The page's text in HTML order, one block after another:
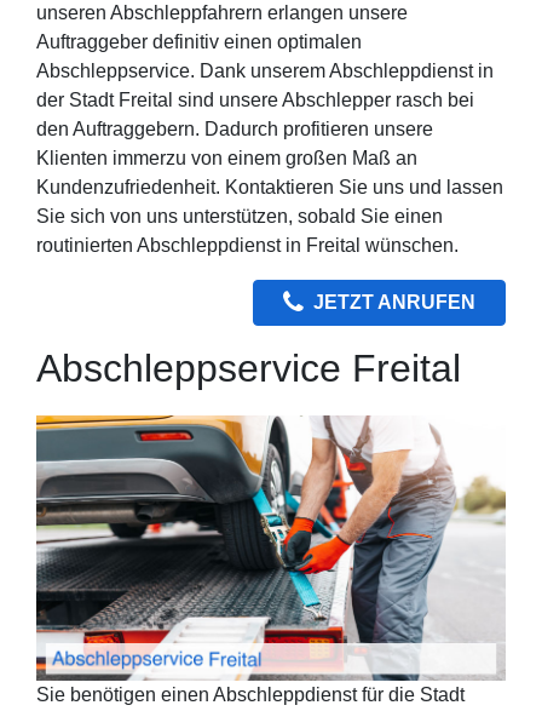
unseren Abschleppfahrern erlangen unsere
Auftraggeber definitiv einen optimalen
Abschleppservice. Dank unserem Abschleppdienst in
der Stadt Freital sind unsere Abschlepper rasch bei
den Auftraggebern. Dadurch profitieren unsere
Klienten immerzu von einem großen Maß an
Kundenzufriedenheit. Kontaktieren Sie uns und lassen
Sie sich von uns unterstützen, sobald Sie einen
routinierten Abschleppdienst in Freital wünschen.
JETZT ANRUFEN
Abschleppservice Freital
Sie benötigen einen Abschleppdienst für die Stadt